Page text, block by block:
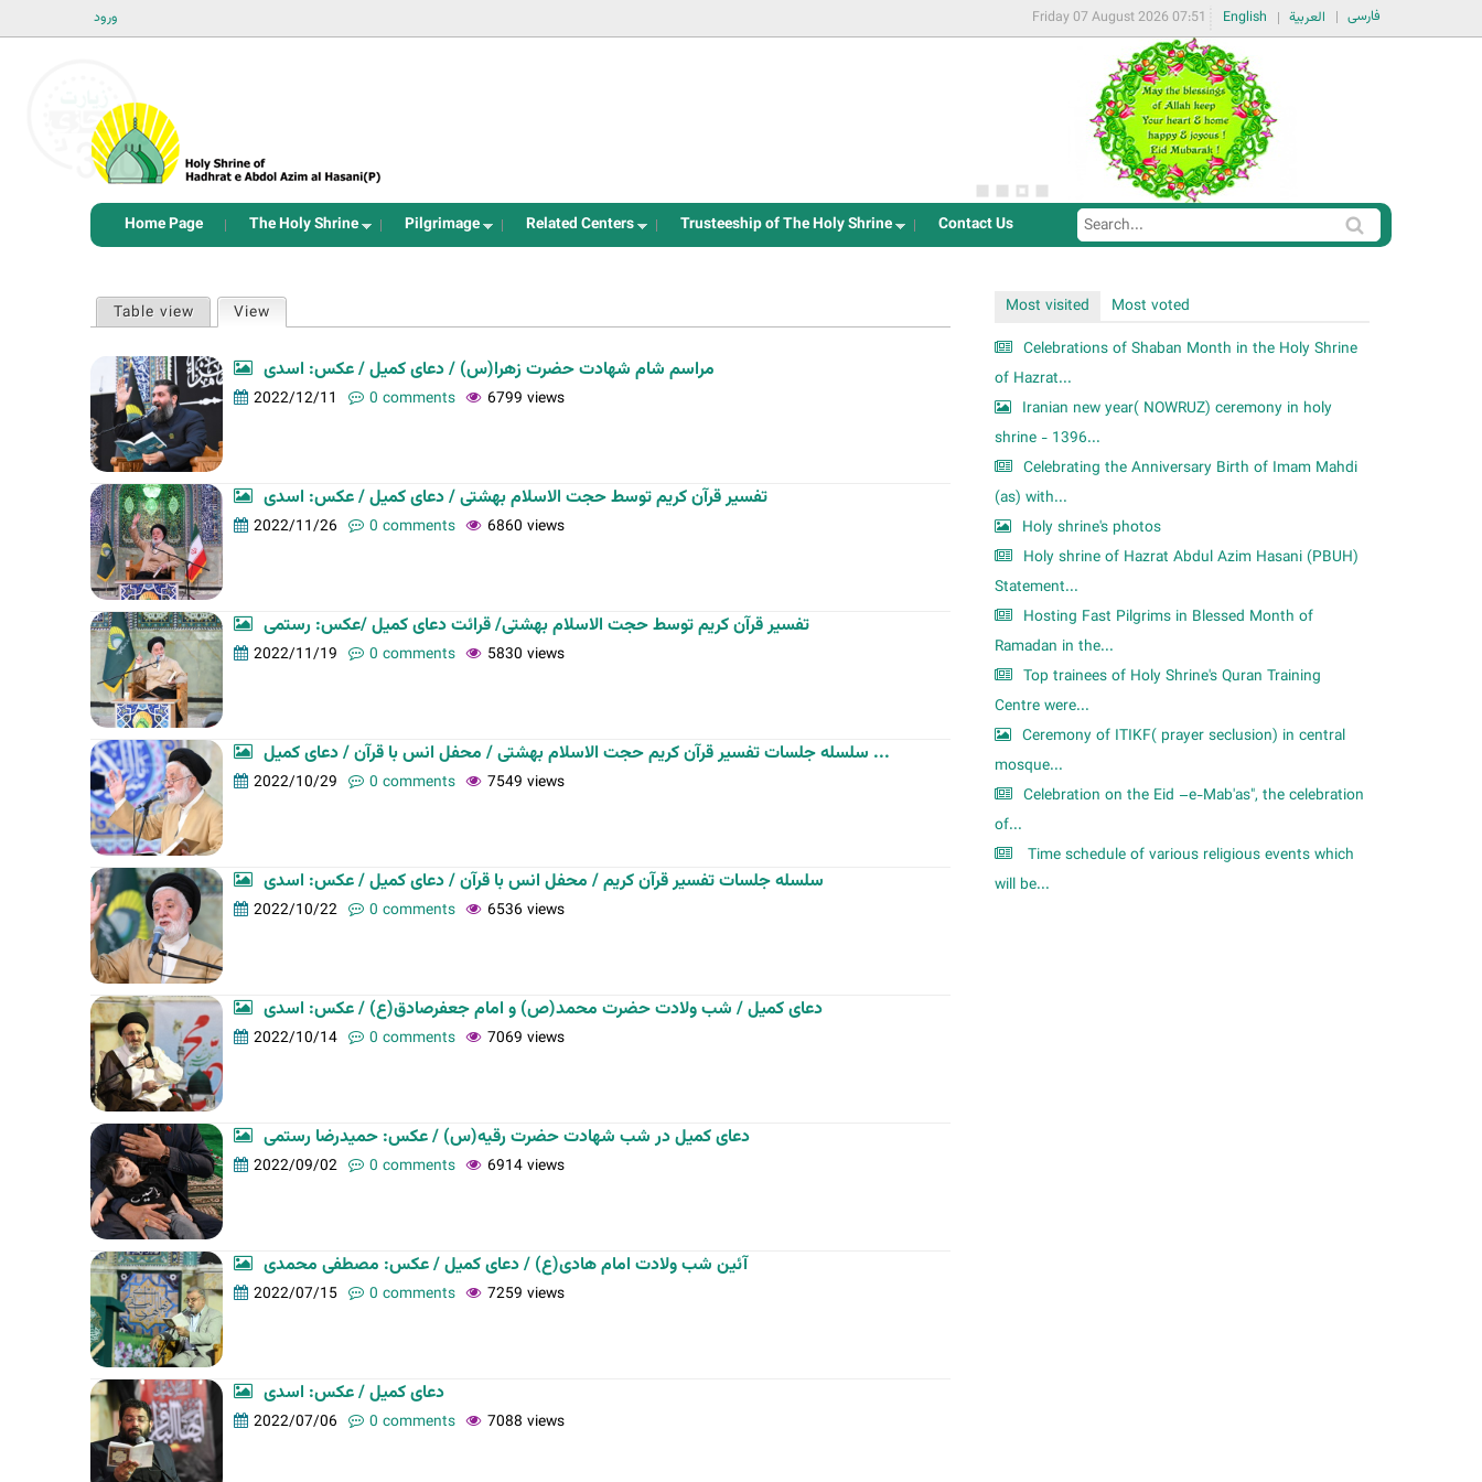
ورود فارسی العربية English
Friday 07 August 2026 07:51
Home Page The Holy Shrine Pilgrimage Related Centers Trusteeship of The Holy Shrine Contact Us
S
a
c
f
o
r
S
e
r
c
m
a
r
y
t
a
b
s
Table view View
مراسم شام شهادت حضرت زهرا(س) / دعای کمیل / عکس: اسدی
2022/12/11 0 comments 6799 views
تفسیر قرآن کریم توسط حجت الاسلام بهشتی / دعای کمیل / عکس: اسدی
2022/11/26 0 comments 6860 views
تفسیر قرآن کریم توسط حجت الاسلام بهشتی/ قرائت دعای کمیل /عکس: رستمی
2022/11/19 0 comments 5830 views
سلسله جلسات تفسیر قرآن کریم حجت الاسلام بهشتی / محفل انس با قرآن / دعای کمیل ...
2022/10/29 0 comments 7549 views
سلسله جلسات تفسیر قرآن کریم / محفل انس با قرآن / دعای کمیل / عکس: اسدی
2022/10/22 0 comments 6536 views
دعای کمیل / شب ولادت حضرت محمد(ص) و امام جعفرصادق(ع) / عکس: اسدی
2022/10/14 0 comments 7069 views
دعای کمیل در شب شهادت حضرت رقیه(س) / عکس: حمیدرضا رستمی
2022/09/02 0 comments 6914 views
آئین شب ولادت امام هادی(ع) / دعای کمیل / عکس: مصطفی محمدی
2022/07/15 0 comments 7259 views
دعای کمیل / عکس: اسدی
2022/07/06 0 comments 7088 views
Most visited
Most voted
Celebrations of Shaban Month in the Holy Shrine
of Hazrat...
Iranian new year( NOWRUZ) ceremony in holy
shrine - 1396...
Celebrating the Anniversary Birth of Imam Mahdi
(as) with...
Holy shrine's photos
Holy shrine of Hazrat Abdul Azim Hasani (PBUH)
Statement...
Hosting Fast Pilgrims in Blessed Month of
Ramadan in the...
Top trainees of Holy Shrine's Quran Training
Centre were...
Ceremony of ITIKF( prayer seclusion) in central
mosque...
Celebration on the Eid –e-Mab'as", the celebration
of...
Time schedule of various religious events which
will be...